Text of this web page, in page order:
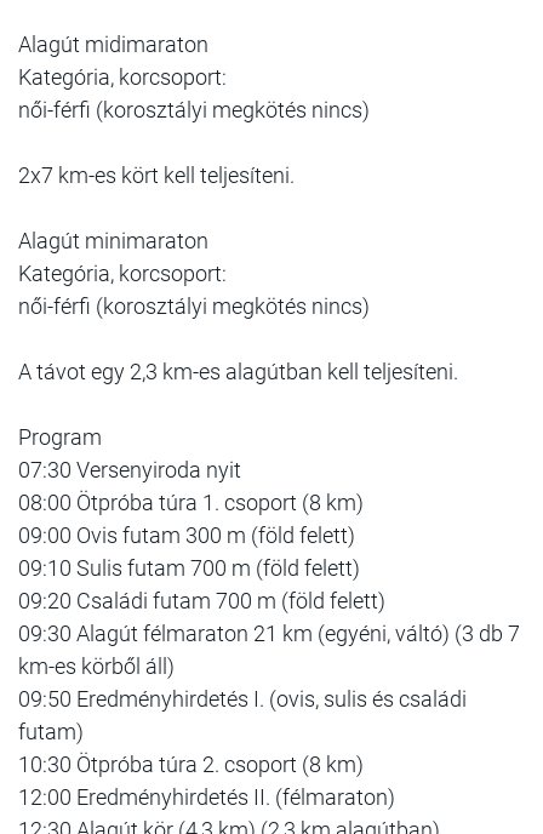
Alagút midimaraton
Kategória, korcsoport:
női-férfi (korosztályi megkötés nincs)
2x7 km-es kört kell teljesíteni.
Alagút minimaraton
Kategória, korcsoport:
női-férfi (korosztályi megkötés nincs)
A távot egy 2,3 km-es alagútban kell teljesíteni.
Program
07:30 Versenyiroda nyit
08:00 Ötpróba túra 1. csoport (8 km)
09:00 Ovis futam 300 m (föld felett)
09:10 Sulis futam 700 m (föld felett)
09:20 Családi futam 700 m (föld felett)
09:30 Alagút félmaraton 21 km (egyéni, váltó) (3 db 7
km-es körből áll)
09:50 Eredményhirdetés I. (ovis, sulis és családi
futam)
10:30 Ötpróba túra 2. csoport (8 km)
12:00 Eredményhirdetés II. (félmaraton)